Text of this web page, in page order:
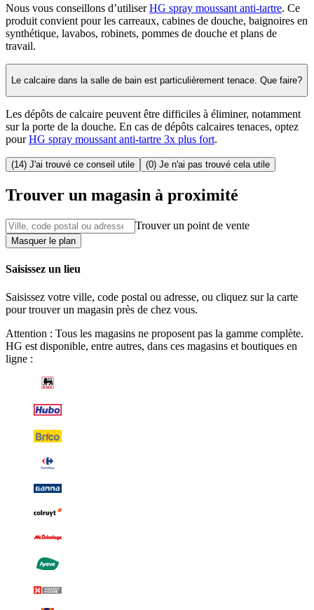
Nous vous conseillons d’utiliserHG spray moussant anti-tartre. Ce
produit convient pour les carreaux, cabines de douche, baignoires en
synthétique, lavabos, robinets, pommes de douche et plans de
travail.
Le calcaire dans la salle de bain est particulièrement tenace. Que faire?
Les dépôts de calcaire peuvent être difficiles à éliminer, notamment
sur la porte de la douche. En cas de dépôts calcaires tenaces, optez
pourHG spray moussant anti-tartre 3x plus fort.
(14) J'ai trouvé ce conseil utile (0) Je n'ai pas trouvé cela utile
Trouver un magasin à proximité
Trouver un point de vente
Masquer le plan
Saisissez un lieu
Saisissez votre ville, code postal ou adresse, ou cliquez sur la carte
pour trouver un magasin près de chez vous.
Attention : Tous les magasins ne proposent pas la gamme complète.
HG est disponible, entre autres, dans ces magasins et boutiques en
ligne :